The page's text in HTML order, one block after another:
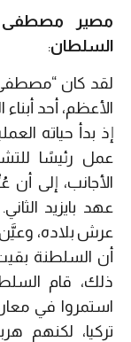
مصير مصطفى
السلطان:
لقد كان “مصطفى
الأعظم، أحد
إذ بدأ حياته
عمل رئيسًا
الأجانب، إلى
عهد بايزيد
عرش بلاده، وعيَّن
أن السلطنة
ذلك، قام
استمروا في
تركيا، لكنهم